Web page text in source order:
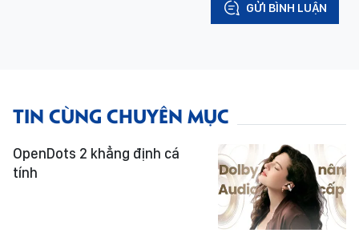
GỬI BÌNH LUẬN
TIN CÙNG CHUYÊN MỤC
OpenDots 2 khẳng định cá
tính